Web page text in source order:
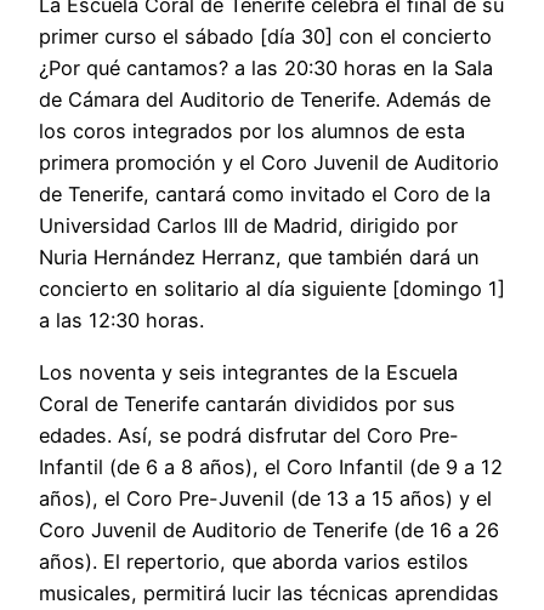
La Escuela Coral de Tenerife celebra el final de su
primer curso el sábado [día 30] con el concierto
¿Por qué cantamos? a las 20:30 horas en la Sala
de Cámara del Auditorio de Tenerife. Además de
los coros integrados por los alumnos de esta
primera promoción y el Coro Juvenil de Auditorio
de Tenerife, cantará como invitado el Coro de la
Universidad Carlos III de Madrid, dirigido por
Nuria Hernández Herranz, que también dará un
concierto en solitario al día siguiente [domingo 1]
a las 12:30 horas.
Los noventa y seis integrantes de la Escuela
Coral de Tenerife cantarán divididos por sus
edades. Así, se podrá disfrutar del Coro Pre-
Infantil (de 6 a 8 años), el Coro Infantil (de 9 a 12
años), el Coro Pre-Juvenil (de 13 a 15 años) y el
Coro Juvenil de Auditorio de Tenerife (de 16 a 26
años). El repertorio, que aborda varios estilos
musicales, permitirá lucir las técnicas aprendidas